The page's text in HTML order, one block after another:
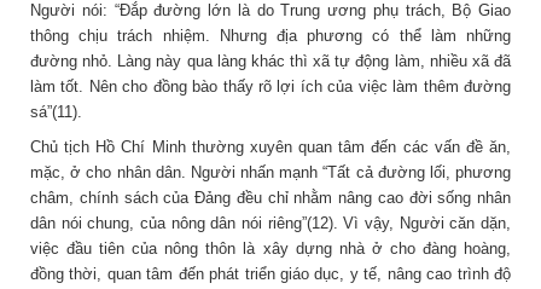
Người nói: “Đắp đường lớn là do Trung ương phụ trách, Bộ Giao
thông chịu trách nhiệm. Nhưng địa phương có thể làm những
đường nhỏ. Làng này qua làng khác thì xã tự động làm, nhiều xã đã
làm tốt. Nên cho đồng bào thấy rõ lợi ích của việc làm thêm đường
sá”(11).
Chủ tịch Hồ Chí Minh thường xuyên quan tâm đến các vấn đề ăn,
mặc, ở cho nhân dân. Người nhấn mạnh “Tất cả đường lối, phương
châm, chính sách của Đảng đều chỉ nhằm nâng cao đời sống nhân
dân nói chung, của nông dân nói riêng”(12). Vì vậy, Người căn dặn,
việc đầu tiên của nông thôn là xây dựng nhà ở cho đàng hoàng,
đồng thời, quan tâm đến phát triển giáo dục, y tế, nâng cao trình độ